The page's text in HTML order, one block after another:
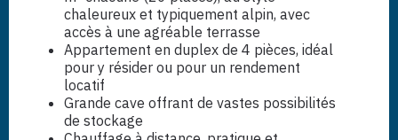
chaleureux et typiquement alpin, avec
accès à une agréable terrasse
Appartement en duplex de 4 pièces, idéal
pour y résider ou pour un rendement
locatif
Grande cave offrant de vastes possibilités
de stockage